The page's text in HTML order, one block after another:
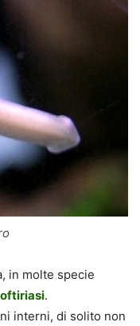
in molte specie
.
interni, di solito non